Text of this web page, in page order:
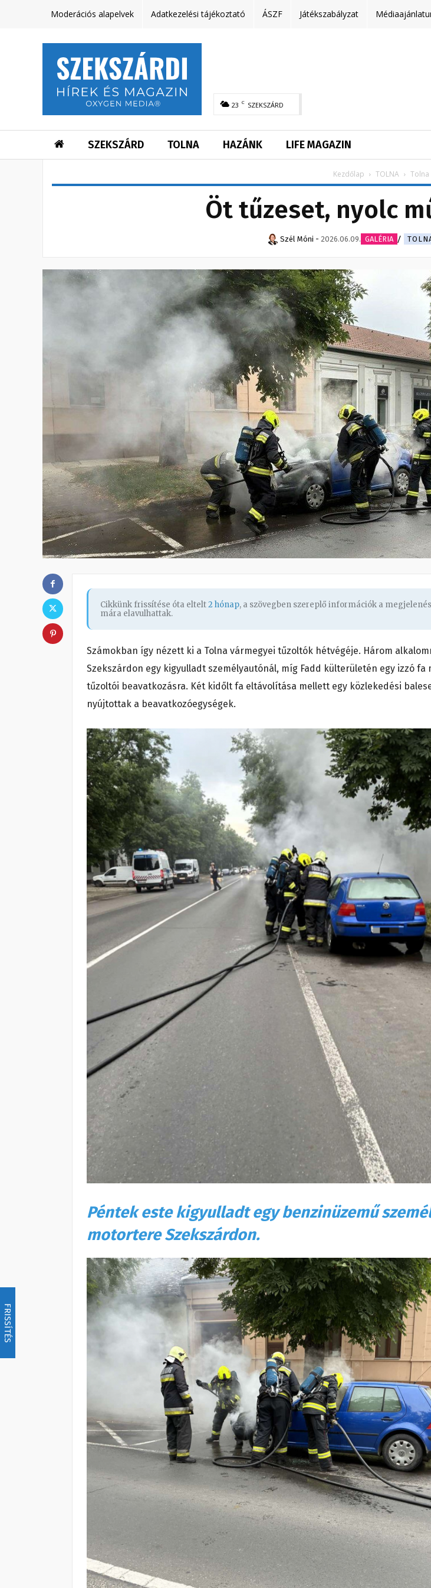
FRISSÍTÉS
Moderációs alapelvek Adatkezelési tájékoztató ÁSZF Játékszabályzat
23 C SZEKSZÁRD
SZEKSZÁRD TOLNA HAZÁNK LIFE MAGAZIN
Kezdőlap TOLNA Tolna
Öt tűzeset, nyolc
Szél Móni - 2026.06.09. GALÉRIA
Cikkünk frissítése óta eltelt2 hónap, a szövegben szereplő információk a
mára elavulhattak.
Számokban így nézett ki a Tolna vármegyei tűzoltók hétvégéje. Három
Szekszárdon egy kigyulladt személyautónál, míg Fadd külterületén egy izzó fa
tűzoltói beavatkozásra. Két kidőlt fa eltávolítása mellett egy közlekedési
nyújtottak a beavatkozóegységek.
Péntek este kigyulladt egy benzinüzemű
motortere Szekszárdon.